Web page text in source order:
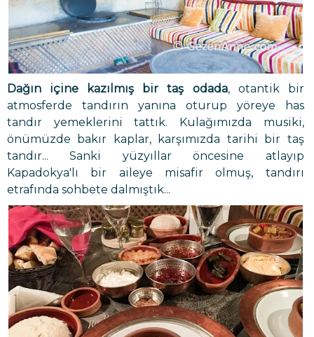
Dağın içine kazılmış bir taş odada, otantik bir
atmosferde tandırın yanına oturup yöreye has
tandır yemeklerini tattık. Kulağımızda musiki,
önümüzde bakır kaplar, karşımızda tarihi bir taş
tandır... Sanki yüzyıllar öncesine atlayıp
Kapadokya'lı bir aileye misafir olmuş, tandırı
etrafında sohbete dalmıştık...